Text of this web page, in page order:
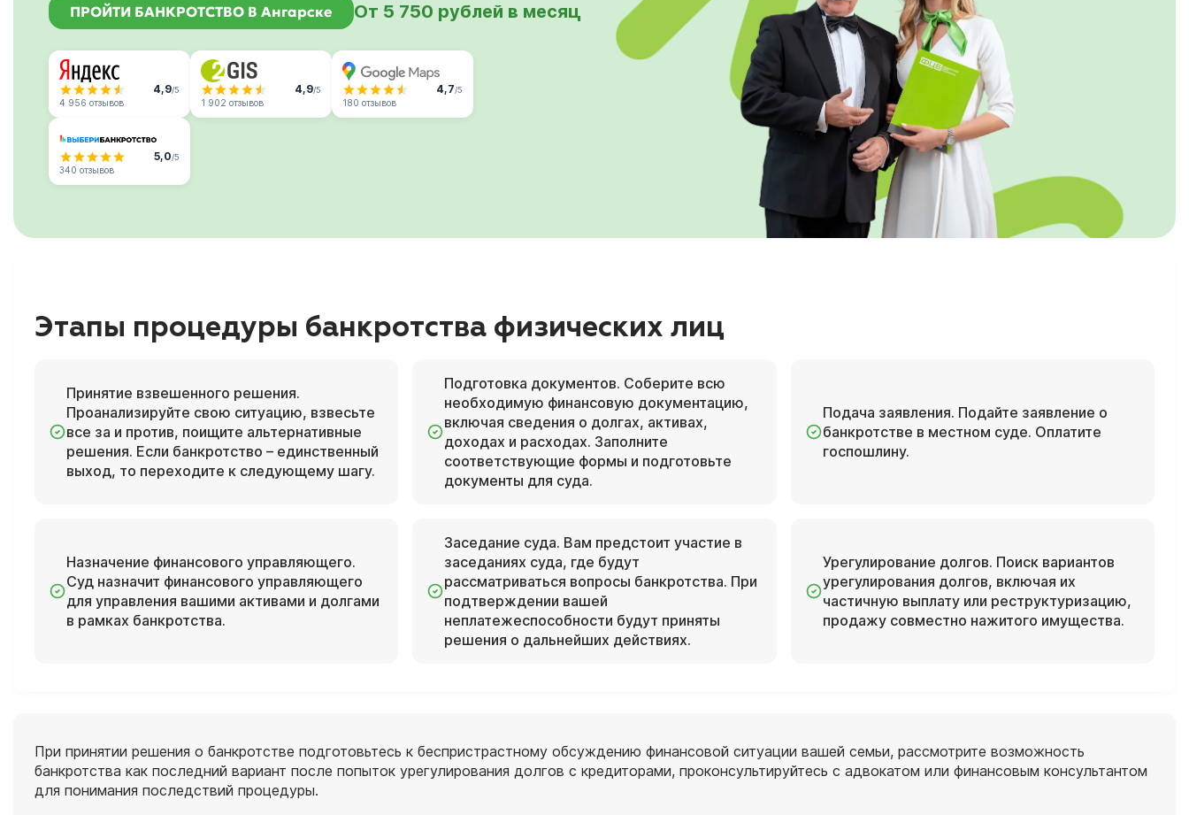
ПРОЙТИ БАНКРОТСТВО В Ангарске От 5 750 рублей в месяц
4,9/5
4 956 отзывов
4,9/5
1 902 отзывов
4,7/5
180 отзывов
5,0/5
340 отзывов
Этапы процедуры банкротства физических лиц
Принятие взвешенного решения.
Проанализируйте свою ситуацию, взвесьте
все за и против, поищите альтернативные
решения. Если банкротство – единственный
выход, то переходите к следующему шагу.
Подготовка документов. Соберите всю
необходимую финансовую документацию,
включая сведения о долгах, активах,
доходах и расходах. Заполните
соответствующие формы и подготовьте
документы для суда.
Подача заявления. Подайте заявление о
банкротстве в местном суде. Оплатите
госпошлину.
Назначение финансового управляющего.
Суд назначит финансового управляющего
для управления вашими активами и долгами
в рамках банкротства.
Заседание суда. Вам предстоит участие в
заседаниях суда, где будут
рассматриваться вопросы банкротства. При
подтверждении вашей
неплатежеспособности будут приняты
решения о дальнейших действиях.
Урегулирование долгов. Поиск вариантов
урегулирования долгов, включая их
частичную выплату или реструктуризацию,
продажу совместно нажитого имущества.
При принятии решения о банкротстве подготовьтесь к беспристрастному обсуждению финансовой ситуации вашей семьи, рассмотрите возможность
банкротства как последний вариант после попыток урегулирования долгов с кредиторами, проконсультируйтесь с адвокатом или финансовым консультантом
для понимания последствий процедуры.